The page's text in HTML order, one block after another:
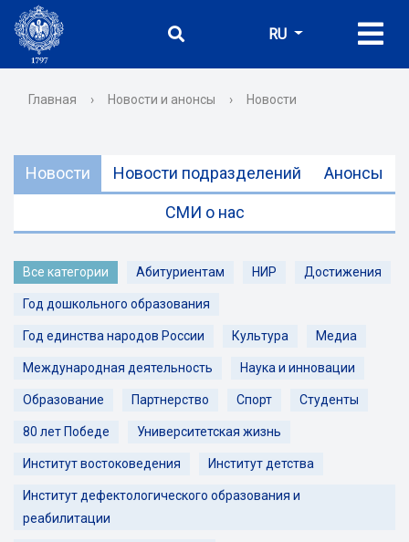
RU
Главная › Новости и анонсы › Новости
Новости Новости подразделений Анонсы
СМИ о нас
Все категории Абитуриентам НИР Достижения
Год дошкольного образования
Год единства народов России Культура Медиа
Международная деятельность Наука и инновации
Образование Партнерство Спорт Студенты
80 лет Победе Университетская жизнь
Институт востоковедения Институт детства
Институт дефектологического образования и
реабилитации